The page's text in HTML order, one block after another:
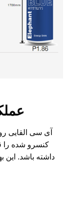
کنسرو شده را
داشته باشد. این